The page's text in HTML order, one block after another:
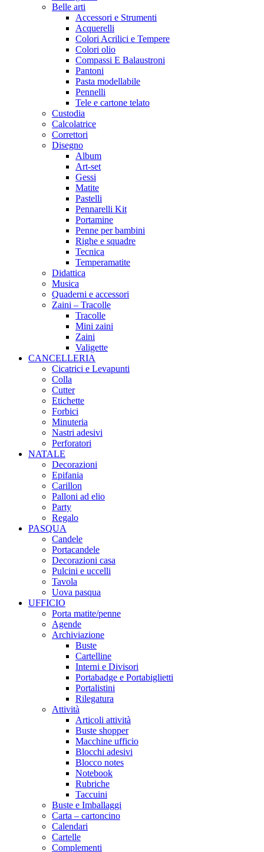
Belle arti
Accessori e Strumenti
Acquerelli
Colori Acrilici e Tempere
Colori olio
Compassi E Balaustroni
Pantoni
Pasta modellabile
Pennelli
Tele e cartone telato
Custodia
Calcolatrice
Correttori
Disegno
Album
Art-set
Gessi
Matite
Pastelli
Pennarelli Kit
Portamine
Penne per bambini
Righe e squadre
Tecnica
Temperamatite
Didattica
Musica
Quaderni e accessori
Zaini – Tracolle
Tracolle
Mini zaini
Zaini
Valigette
CANCELLERIA
Cicatrici e Levapunti
Colla
Cutter
Etichette
Forbici
Minuteria
Nastri adesivi
Perforatori
NATALE
Decorazioni
Epifania
Carillon
Palloni ad elio
Party
Regalo
PASQUA
Candele
Portacandele
Decorazioni casa
Pulcini e uccelli
Tavola
Uova pasqua
UFFICIO
Porta matite/penne
Agende
Archiviazione
Buste
Cartelline
Interni e Divisori
Portabadge e Portabiglietti
Portalistini
Rilegatura
Attività
Articoli attività
Buste shopper
Macchine ufficio
Blocchi adesivi
Blocco notes
Notebook
Rubriche
Taccuini
Buste e Imballaggi
Carta – cartoncino
Calendari
Cartelle
Complementi